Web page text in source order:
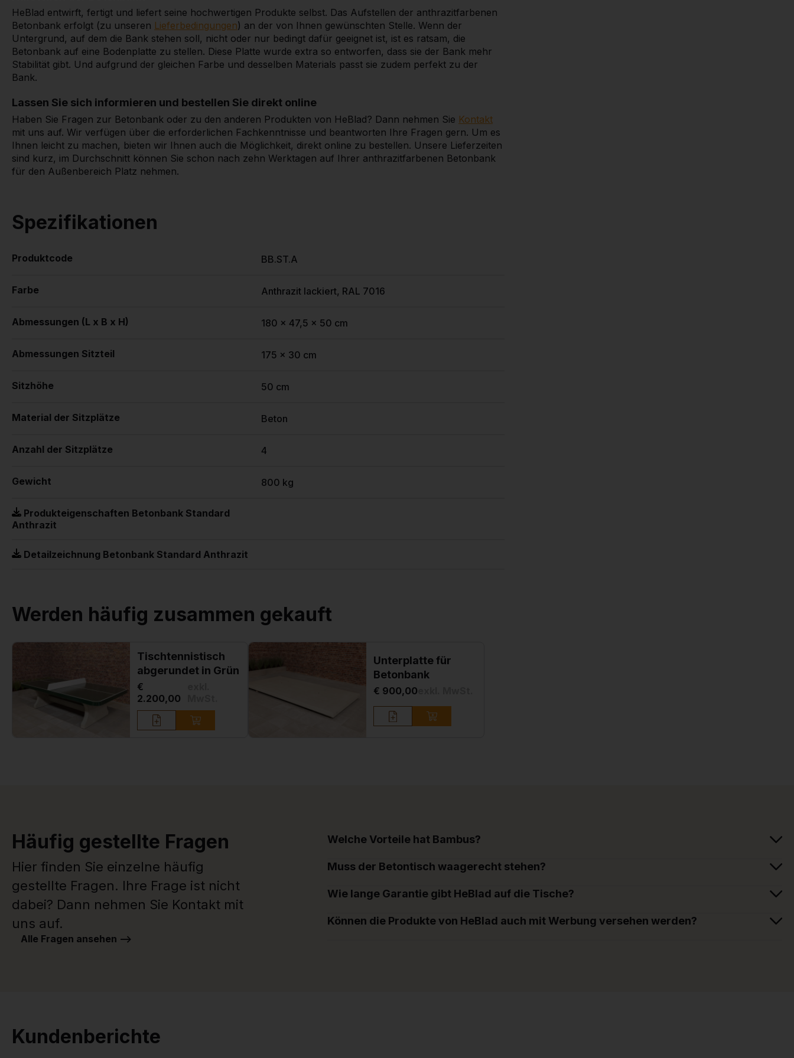
HeBlad entwirft, fertigt und liefert seine hochwertigen Produkte selbst. Das Aufstellen der anthrazitfarbenen
Betonbank erfolgt (zu unseren Lieferbedingungen) an der von Ihnen gewünschten Stelle. Wenn der
Untergrund, auf dem die Bank stehen soll, nicht oder nur bedingt dafür geeignet ist, ist es ratsam, die
Betonbank auf eine Bodenplatte zu stellen. Diese Platte wurde extra so entworfen, dass sie der Bank mehr
Stabilität gibt. Und aufgrund der gleichen Farbe und desselben Materials passt sie zudem perfekt zu der
Bank.
Lassen Sie sich informieren und bestellen Sie direkt online
Haben Sie Fragen zur Betonbank oder zu den anderen Produkten von HeBlad? Dann nehmen Sie Kontakt
mit uns auf. Wir verfügen über die erforderlichen Fachkenntnisse und beantworten Ihre Fragen gern. Um es
Ihnen leicht zu machen, bieten wir Ihnen auch die Möglichkeit, direkt online zu bestellen. Unsere Lieferzeiten
sind kurz, im Durchschnitt können Sie schon nach zehn Werktagen auf Ihrer anthrazitfarbenen Betonbank
für den Außenbereich Platz nehmen.
Spezifikationen
Produktcode BB.ST.A
Farbe Anthrazit lackiert, RAL 7016
Abmessungen (L x B x H) 180 x 47,5 x 50 cm
Abmessungen Sitzteil 175 x 30 cm
Sitzhöhe 50 cm
Material der Sitzplätze Beton
Anzahl der Sitzplätze 4
Gewicht 800 kg
Produkteigenschaften Betonbank Standard
Anthrazit
Detailzeichnung Betonbank Standard Anthrazit
Werden häufig zusammen gekauft
Tischtennistisch
abgerundet in Grün
€
2.200,00
Unterplatte für
Betonbank
€ 900,00
Häufig gestellte Fragen
Hier finden Sie einzelne häufig
gestellte Fragen. Ihre Frage ist nicht
dabei? Dann nehmen Sie Kontakt mit
uns auf.
Alle Fragen ansehen -->
Welche Vorteile hat Bambus?
Muss der Betontisch waagerecht stehen?
Wie lange Garantie gibt HeBlad auf die Tische?
Können die Produkte von HeBlad auch mit Werbung versehen werden?
Kundenberichte